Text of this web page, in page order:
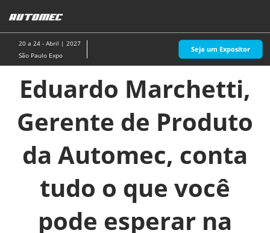
para
o
conteúdo
20 a 24 - Abril | 2027
São Paulo Expo
Seja um Expositor
Eduardo Marchetti,
Gerente de Produto
da Automec, conta
tudo o que você
pode esperar na